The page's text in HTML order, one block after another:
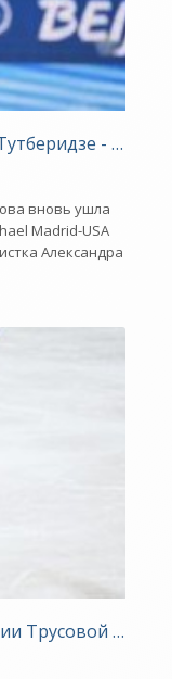
-
вновь ушла
Madrid-USA
Александра
Трусовой